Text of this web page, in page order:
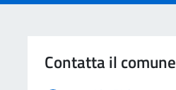
Contatta il comune